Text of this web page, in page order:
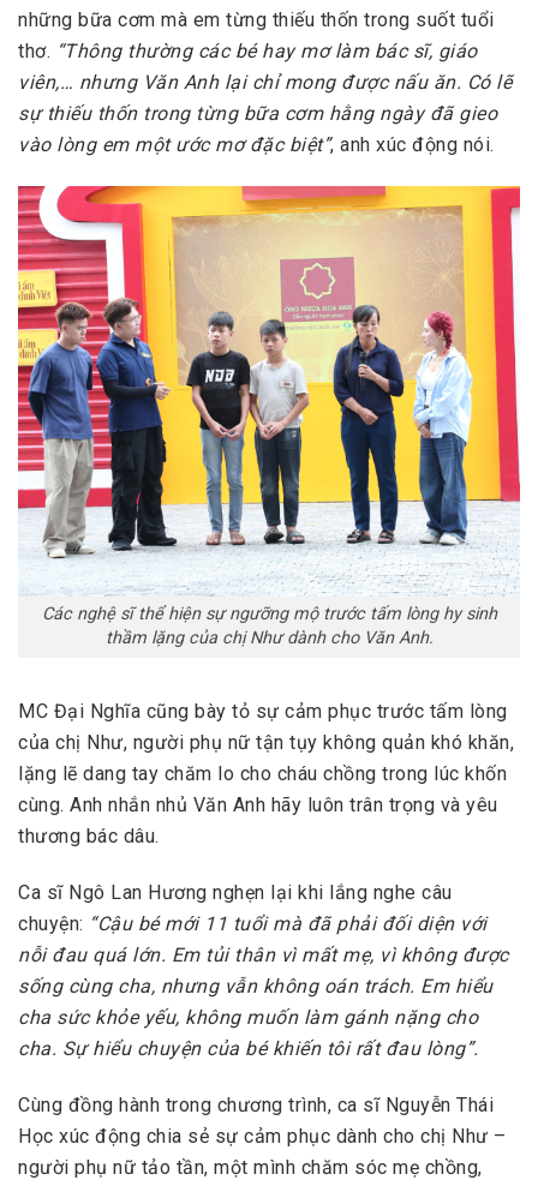
những bữa cơm mà em từng thiếu thốn trong suốt tuổi
thơ. “Thông thường các bé hay mơ làm bác sĩ, giáo
viên,… nhưng Văn Anh lại chỉ mong được nấu ăn. Có lẽ
sự thiếu thốn trong từng bữa cơm hằng ngày đã gieo
vào lòng em một ước mơ đặc biệt”, anh xúc động nói.
Các nghệ sĩ thể hiện sự ngưỡng mộ trước tấm lòng hy sinh
thầm lặng của chị Như dành cho Văn Anh.
MC Đại Nghĩa cũng bày tỏ sự cảm phục trước tấm lòng
của chị Như, người phụ nữ tận tụy không quản khó khăn,
lặng lẽ dang tay chăm lo cho cháu chồng trong lúc khốn
cùng. Anh nhắn nhủ Văn Anh hãy luôn trân trọng và yêu
thương bác dâu.
Ca sĩ Ngô Lan Hương nghẹn lại khi lắng nghe câu
chuyện: “Cậu bé mới 11 tuổi mà đã phải đối diện với
nỗi đau quá lớn. Em tủi thân vì mất mẹ, vì không được
sống cùng cha, nhưng vẫn không oán trách. Em hiểu
cha sức khỏe yếu, không muốn làm gánh nặng cho
cha. Sự hiểu chuyện của bé khiến tôi rất đau lòng”.
Cùng đồng hành trong chương trình, ca sĩ Nguyễn Thái
Học xúc động chia sẻ sự cảm phục dành cho chị Như –
người phụ nữ tảo tần, một mình chăm sóc mẹ chồng,